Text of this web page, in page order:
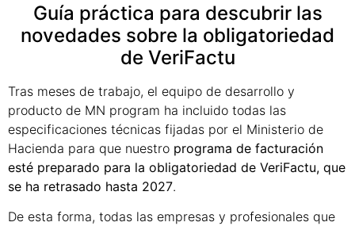
Guía práctica para descubrir las
novedades sobre la obligatoriedad
de VeriFactu
Tras meses de trabajo, el equipo de desarrollo y
producto de MN program ha incluido todas las
especificaciones técnicas fijadas por el Ministerio de
Hacienda para que nuestro programa de facturación
esté preparado para la obligatoriedad de VeriFactu, que
se ha retrasado hasta 2027.
De esta forma, todas las empresas y profesionales que